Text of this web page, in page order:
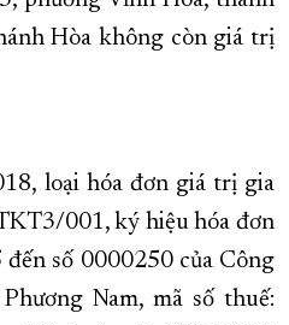
Hòa không còn giá trị
loại hóa đơn giá trị gia
001, ký hiệu hóa đơn
số 0000250 của Công
Nam, mã số thuế: